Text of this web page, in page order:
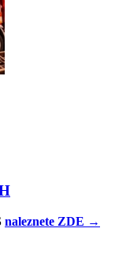
naleznete ZDE →